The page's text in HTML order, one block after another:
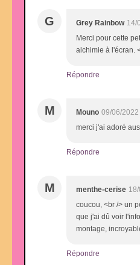
G Grey Rainbow 14/
Merci pour cette
alchimie à l'écran.
Répondre
M Mouno 09/06/2022
merci j'ai adoré
Répondre
M menthe-cerise
coucou, <br /> un
que j'ai dû voir
montage,
Répondre